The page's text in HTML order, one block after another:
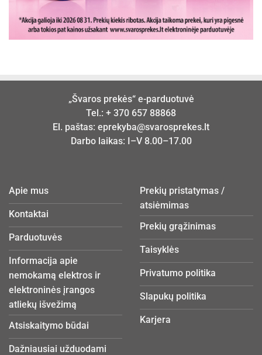
„Švaros prekės“ e-parduotuvė
Tel.: + 370 657 88868
El. paštas: eprekyba@svarosprekes.lt
Darbo laikas: I–V 8.00–17.00
Apie mus
Kontaktai
Parduotuvės
Informacija apie
nemokamą elektros ir
elektroninės įrangos
atliekų išvežimą
Atsiskaitymo būdai
Dažniausiai užduodami
Prekių pristatymas /
atsiėmimas
Prekių grąžinimas
Taisyklės
Privatumo politika
Slapukų politika
Karjera